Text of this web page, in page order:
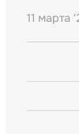
11 марта